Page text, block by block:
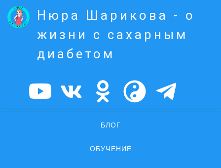
Нюра Шарикова - о
жизни с сахарным
диабетом
БЛОГ
ОБУЧЕНИЕ